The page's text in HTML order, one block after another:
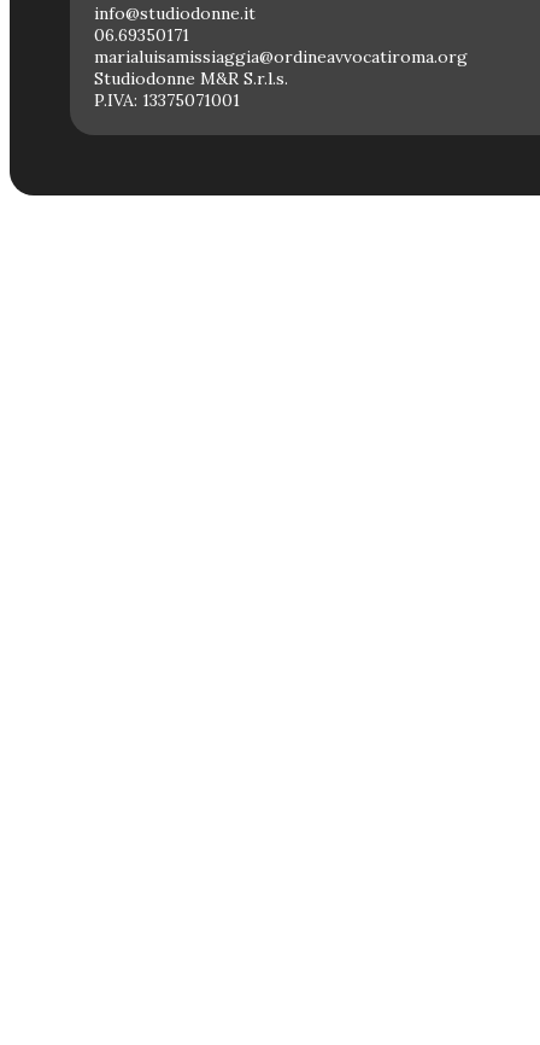
info@studiodonne.it
06.69350171
marialuisamissiaggia@ordineavvocatiroma.org
Studiodonne M&R S.r.l.s.
P.IVA: 13375071001